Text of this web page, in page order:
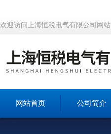
欢迎访问上海恒税电气有限公司网站
网站首页 公司简介